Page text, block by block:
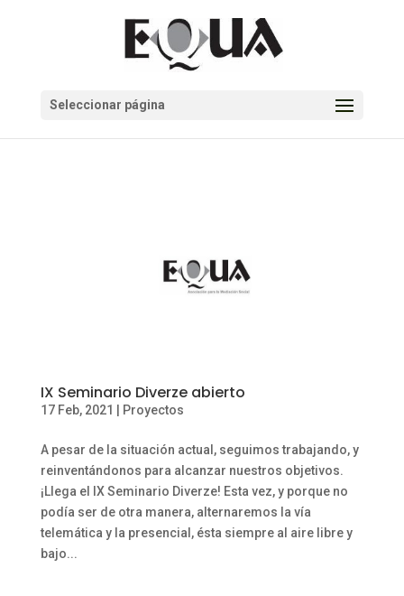
Seleccionar página
IX Seminario Diverze abierto
17 Feb, 2021 | Proyectos
A pesar de la situación actual, seguimos trabajando, y
reinventándonos para alcanzar nuestros objetivos.
¡Llega el IX Seminario Diverze! Esta vez, y porque no
podía ser de otra manera, alternaremos la vía
telemática y la presencial, ésta siempre al aire libre y
bajo...